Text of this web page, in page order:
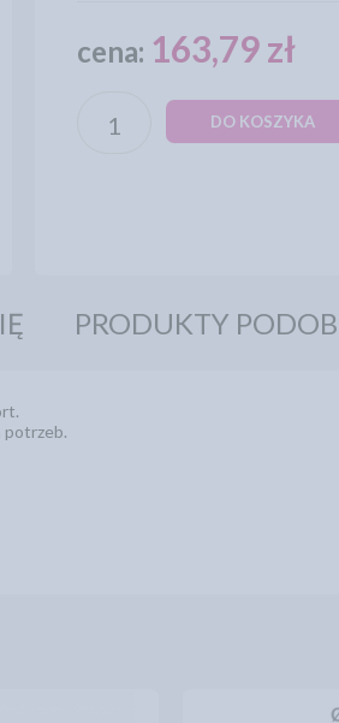
cena: 163,79 zł
DO KOSZYKA
PRODUKTY
potrzeb.